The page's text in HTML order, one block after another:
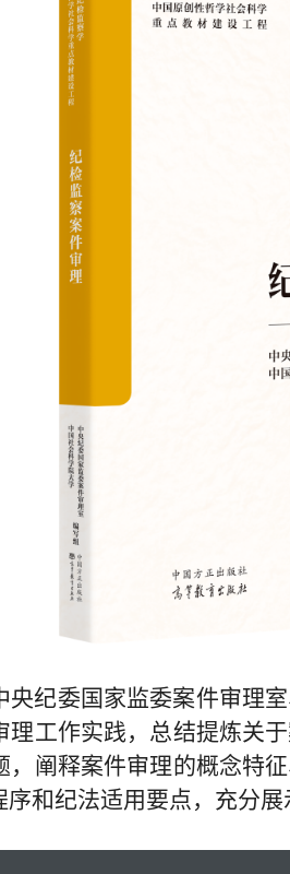
央纪委国家监委案件审理
理工作实践，总结提炼关
阐释案件审理的概念特
和纪法适用要点，充分展